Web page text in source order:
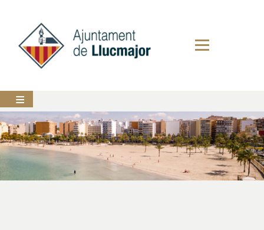
AJUNTAMENT
LLUCMAJOR
MUNICIPALS